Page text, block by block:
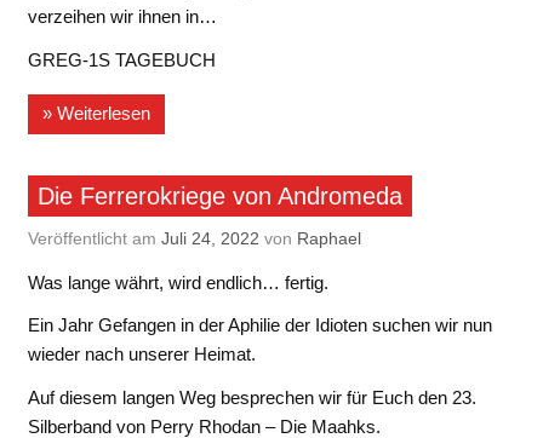
verzeihen wir ihnen in…
GREG-1S TAGEBUCH
» Weiterlesen
Die Ferrerokriege von Andromeda
Veröffentlicht am Juli 24, 2022 von Raphael
Was lange währt, wird endlich… fertig.
Ein Jahr Gefangen in der Aphilie der Idioten suchen wir nun
wieder nach unserer Heimat.
Auf diesem langen Weg besprechen wir für Euch den 23.
Silberband von Perry Rhodan – Die Maahks.